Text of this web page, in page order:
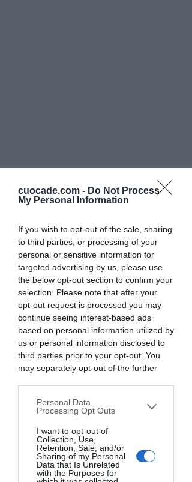
cuocade.com - Do Not Process
My Personal Information
If you wish to opt-out of the sale, sharing
to third parties, or processing of your
personal or sensitive information for
targeted advertising by us, please use
the below opt-out section to confirm your
selection. Please note that after your
opt-out request is processed you may
continue seeing interest-based ads
based on personal information utilized by
us or personal information disclosed to
third parties prior to your opt-out. You
may separately opt-out of the further
downstream participants. This
information may also be disclosed by us
to third parties on theIAB’s List of
Downstream Participantsthat may
further disclose it to other third parties.
Personal Data
Processing Opt Outs
I want to opt-out of
Collection, Use,
Retention, Sale, and/or
Sharing of my Personal
Data that Is Unrelated
with the Purposes for
avrannoil profumo della felicità
Imparare divertendosi
🎉